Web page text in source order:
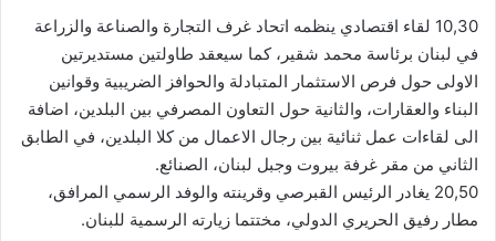
10,30 لقاء اقتصادي ينظمه اتحاد غرف التجارة والصناعة والزراعة
في لبنان برئاسة محمد شقير، كما سيعقد طاولتين مستديرتين
الاولى حول فرص الاستثمار المتبادلة والحوافز الضريبية وقوانين
البناء والعقارات، والثانية حول التعاون المصرفي بين البلدين، اضافة
الى لقاءات عمل ثنائية بين رجال الاعمال من كلا البلدين، في الطابق
الثاني من مقر غرفة بيروت وجبل لبنان، الصنائع.
20,50 يغادر الرئيس القبرصي وقرينته والوفد الرسمي المرافق،
مطار رفيق الحريري الدولي، مختتما زيارته الرسمية للبنان.